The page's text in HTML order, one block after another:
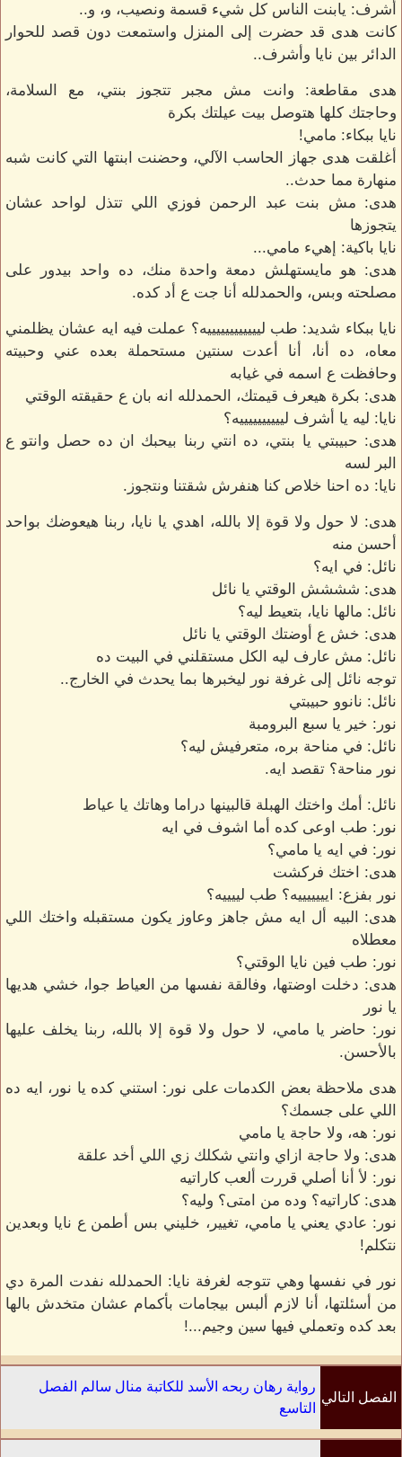
أشرف: يابنت الناس كل شيء قسمة ونصيب، و، و..
كانت هدى قد حضرت إلى المنزل واستمعت دون قصد للحوار
الدائر بين نايا وأشرف..
هدى مقاطعة: وانت مش مجبر تتجوز بنتي، مع السلامة،
وحاجتك كلها هتوصل بيت عيلتك بكرة
نايا ببكاء: مامي!
أغلقت هدى جهاز الحاسب الآلي، وحضنت ابنتها التي كانت شبه
منهارة مما حدث..
هدى: مش بنت عبد الرحمن فوزي اللي تتذل لواحد عشان
يتجوزها
نايا باكية: إهيء مامي...
هدى: هو مايستهلش دمعة واحدة منك، ده واحد بيدور على
مصلحته وبس، والحمدلله أنا جت ع أد كده.
نايا ببكاء شديد: طب لييييييييييييه؟ عملت فيه ايه عشان يظلمني
معاه، ده أنا، أنا أعدت سنتين مستحملة بعده عني وحبيته
وحافظت ع اسمه في غيابه
هدى: بكرة هيعرف قيمتك، الحمدلله انه بان ع حقيقته الوقتي
نايا: ليه يا أشرف لييييييييييه؟
هدى: حبيبتي يا بنتي، ده انتي ربنا بيحبك ان ده حصل وانتو ع
البر لسه
نايا: ده احنا خلاص كنا هنفرش شقتنا ونتجوز.
هدى: لا حول ولا قوة إلا بالله، اهدي يا نايا، ربنا هيعوضك بواحد
أحسن منه
نائل: في ايه؟
هدى: شششش الوقتي يا نائل
نائل: مالها نايا، بتعيط ليه؟
هدى: خش ع أوضتك الوقتي يا نائل
نائل: مش عارف ليه الكل مستقلني في البيت ده
توجه نائل إلى غرفة نور ليخبرها بما يحدث في الخارج..
نائل: نانوو حبيبتي
نور: خير يا سبع البرومبة
نائل: في مناحة بره، متعرفيش ليه؟
نور مناحة؟ تقصد ايه.
نائل: أمك واختك الهبلة قالبينها دراما وهاتك يا عياط
نور: طب اوعى كده أما اشوف في ايه
نور: في ايه يا مامي؟
هدى: اختك فركشت
نور بفزع: ايييييييه؟ طب لييييه؟
هدى: البيه أل ايه مش جاهز وعاوز يكون مستقبله واختك اللي
معطلاه
نور: طب فين نايا الوقتي؟
هدى: دخلت اوضتها، وفالقة نفسها من العياط جوا، خشي هديها
يا نور
نور: حاضر يا مامي، لا حول ولا قوة إلا بالله، ربنا يخلف عليها
بالأحسن.
هدى ملاحظة بعض الكدمات على نور: استني كده يا نور، ايه ده
اللي على جسمك؟
نور: هه، ولا حاجة يا مامي
هدى: ولا حاجة ازاي وانتي شكلك زي اللي أخد علقة
نور: لأ أنا أصلي قررت ألعب كاراتيه
هدى: كاراتيه؟ وده من امتى؟ وليه؟
نور: عادي يعني يا مامي، تغيير، خليني بس أطمن ع نايا وبعدين
نتكلم!
نور في نفسها وهي تتوجه لغرفة نايا: الحمدلله نفدت المرة دي
من أسئلتها، أنا لازم ألبس بيجامات بأكمام عشان متخدش بالها
بعد كده وتعملي فيها سين وجيم...!
الفصل التالي
رواية رهان ربحه الأسد للكاتبة منال سالم الفصل
التاسع